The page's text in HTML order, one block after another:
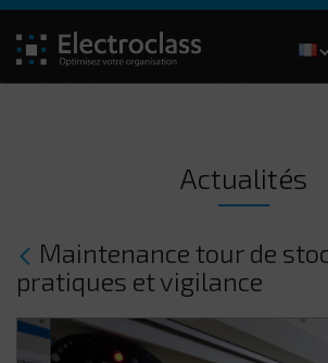
Actualités
Maintenance tour de
pratiques et vigilance